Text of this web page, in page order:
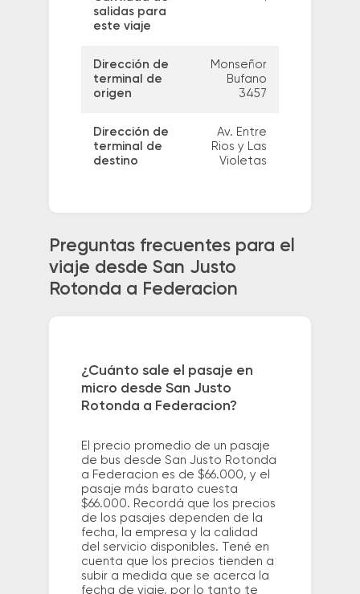
salidas para
este viaje
Dirección de
terminal de
origen
Monseñor
Bufano
3457
Dirección de
terminal de
destino
Av. Entre
Rios y Las
Violetas
Preguntas frecuentes para el
viaje desde San Justo
Rotonda a Federacion
¿Cuánto sale el pasaje en
micro desde San Justo
Rotonda a Federacion?
El precio promedio de un pasaje
de bus desde San Justo Rotonda
a Federacion es de $66.000, y el
pasaje más barato cuesta
$66.000. Recordá que los precios
de los pasajes dependen de la
fecha, la empresa y la calidad
del servicio disponibles. Tené en
cuenta que los precios tienden a
subir a medida que se acerca la
fecha de viaje, por lo tanto te